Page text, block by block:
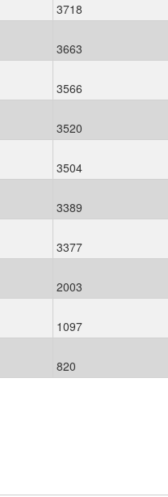
3718
3663
3566
3520
3504
3389
3377
2003
1097
820